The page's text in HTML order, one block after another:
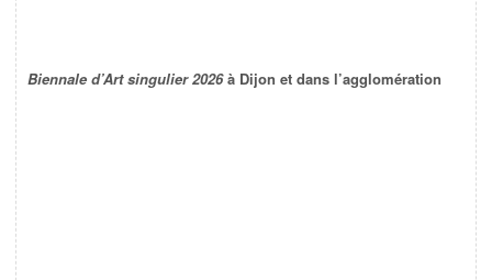
Biennale d’Art singulier 2026à Dijon et dans l’agglomération